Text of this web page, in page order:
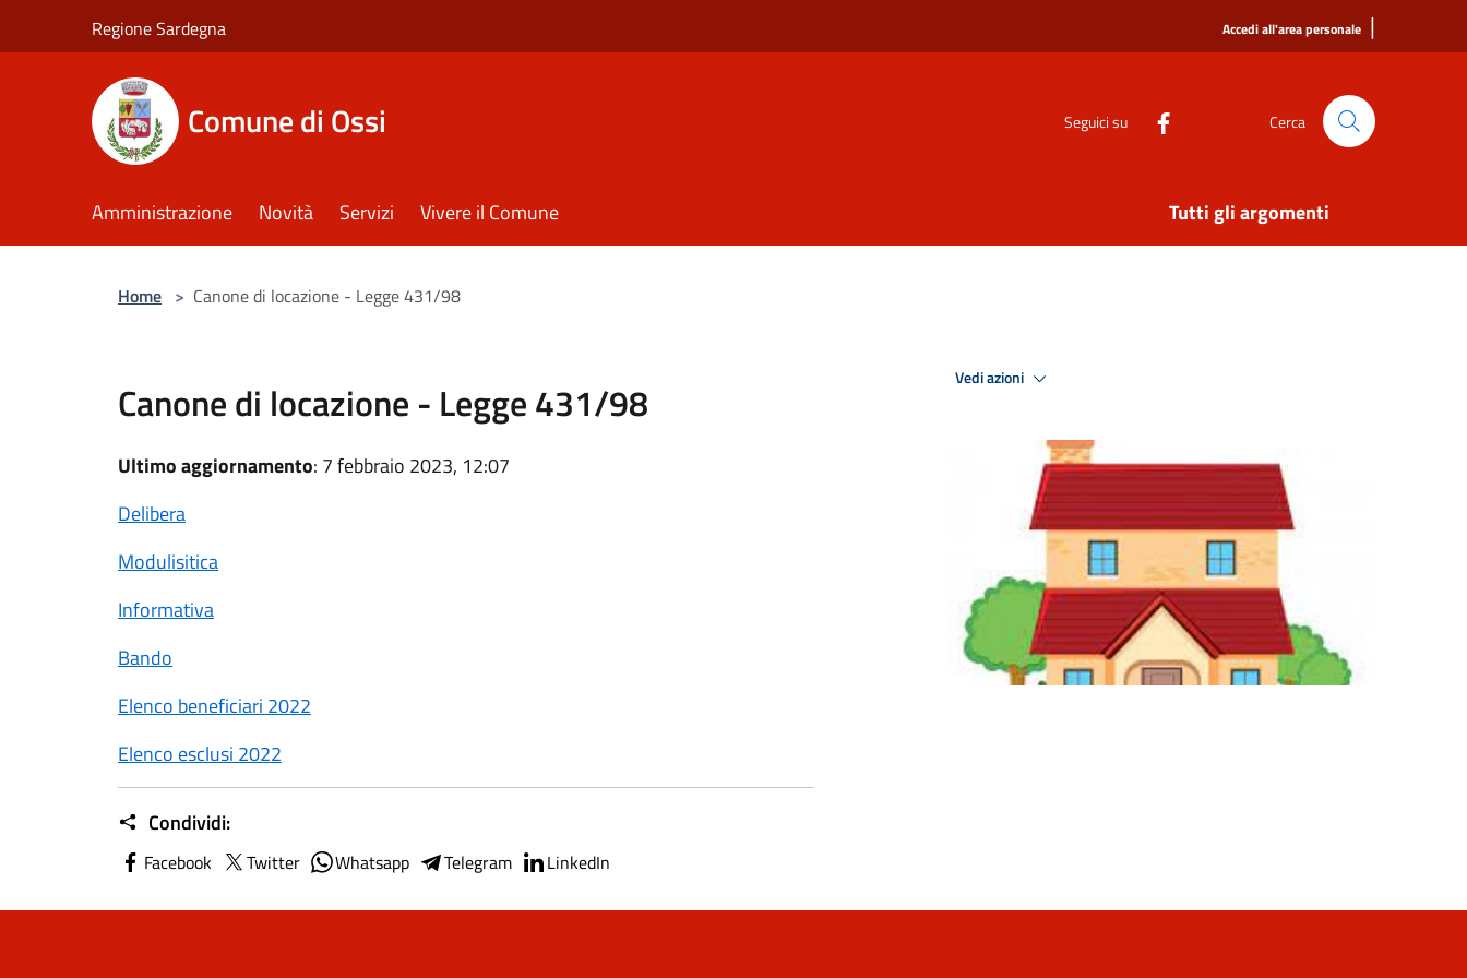
Regione Sardegna Accedi all'area personale |
Comune di Ossi Seguici su Cerca
Amministrazione Novità Servizi Vivere il Comune Tutti gli argomenti
Home > Canone di locazione - Legge 431/98
Canone di locazione - Legge 431/98
Ultimo aggiornamento: 7 febbraio 2023, 12:07
Delibera
Modulisitica
Informativa
Bando
Elenco beneficiari 2022
Elenco esclusi 2022
Condividi:
Facebook Twitter Whatsapp Telegram LinkedIn
Vedi azioni